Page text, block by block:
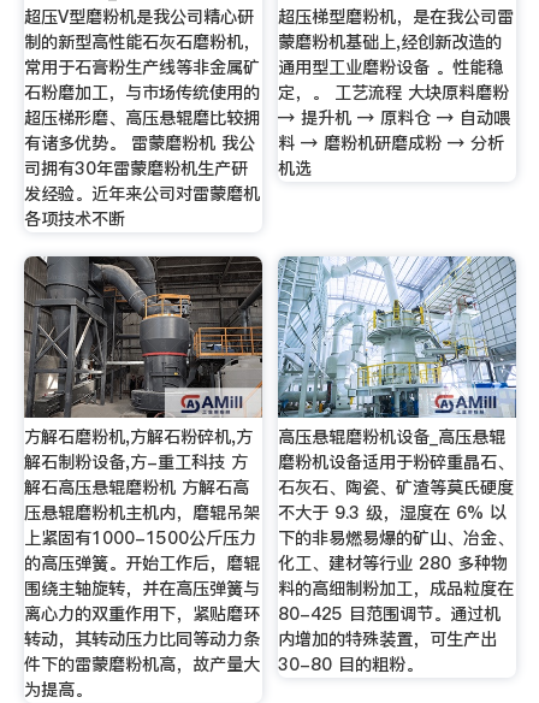
超压V型磨粉机是我公司精心研
制的新型高性能石灰石磨粉机，
常用于石膏粉生产线等非金属矿
石粉磨加工，与市场传统使用的
超压梯形磨、高压悬辊磨比较拥
有诸多优势。 雷蒙磨粉机 我公
司拥有30年雷蒙磨粉机生产研
发经验。近年来公司对雷蒙磨机
各项技术不断
超压梯型磨粉机，是在我公司雷
蒙磨粉机基础上,经创新改造的
通用型工业磨粉设备 。性能稳
定，。 工艺流程 大块原料磨粉
→ 提升机 → 原料仓 → 自动喂
料 → 磨粉机研磨成粉 → 分析
机选
方解石磨粉机,方解石粉碎机,方
解石制粉设备,方-重工科技 方
解石高压悬辊磨粉机 方解石高
压悬辊磨粉机主机内，磨辊吊架
上紧固有1000-1500公斤压力
的高压弹簧。开始工作后，磨辊
围绕主轴旋转，并在高压弹簧与
离心力的双重作用下，紧贴磨环
转动，其转动压力比同等动力条
件下的雷蒙磨粉机高，故产量大
为提高。
高压悬辊磨粉机设备_高压悬辊
磨粉机设备适用于粉碎重晶石、
石灰石、陶瓷、矿渣等莫氏硬度
不大于 9.3 级，湿度在 6% 以
下的非易燃易爆的矿山、冶金、
化工、建材等行业 280 多种物
料的高细制粉加工，成品粒度在
80-425 目范围调节。通过机
内增加的特殊装置，可生产出
30-80 目的粗粉。